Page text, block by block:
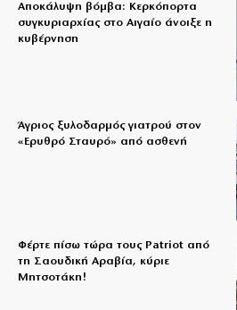
Αποκάλυψη βόμβα: Κερκόπορτα
συγκυριαρχίας στο Αιγαίο άνοιξε η
κυβέρνηση
Άγριος ξυλοδαρμός γιατρού στον
«Ερυθρό Σταυρό» από ασθενή
Φέρτε πίσω τώρα τους Patriot από
τη Σαουδική Αραβία, κύριε
Μητσοτάκη!